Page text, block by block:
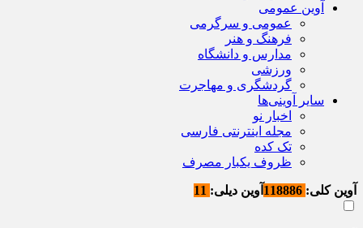
آوین عمومی
عمومی و سرگرمی
فرهنگ و هنر
مدارس و دانشگاه
ورزشی
گردشگری و مهاجرت
سایر آوینی‌ها
اخبار نو
مجله اینترنتی فارسی
تک کده
ظروف یکبار مصرف
آوین کلی: آوین دیلی: